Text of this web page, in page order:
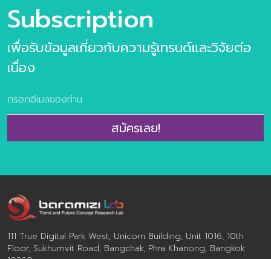
Subscription
เพื่อรับข้อมูลเกี่ยวกับความรู้เทรนด์และวิจัยต่อ
เนื่อง
สมัครเลย!
111 True Digital Park West, Unicorn Building, Unit 1016, 10th
Floor, Sukhumvit Road, Bangchak, Phra Khanong, Bangkok